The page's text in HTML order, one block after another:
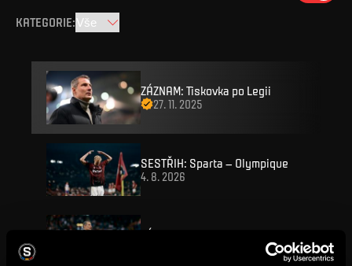
KATEGORIE:
ZÁZNAM: Tiskovka po Legii
27. 11. 2025
SESTŘIH: Sparta – Olympique
4. 8. 2026
ZÁZNAM: Tiskovka po Lyonu